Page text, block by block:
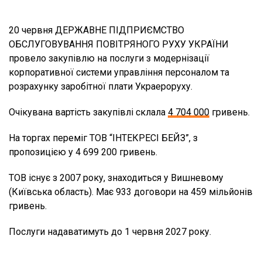
20 червня ДЕРЖАВНЕ ПІДПРИЄМСТВО
ОБСЛУГОВУВАННЯ ПОВІТРЯНОГО РУХУ УКРАЇНИ
провело закупівлю на послуги з модернізації
корпоративної системи управління персоналом та
розрахунку заробітної плати Украероруху.
Очікувана вартість закупівлі склала 4 704 000 гривень.
На торгах переміг ТОВ “ІНТЕКРЕСІ БЕЙЗ”, з
пропозицією у 4 699 200 гривень.
ТОВ існує з 2007 року, знаходиться у Вишневому
(Київська область). Має 933 договори на 459 мільйонів
гривень.
Послуги надаватимуть до 1 червня 2027 року.